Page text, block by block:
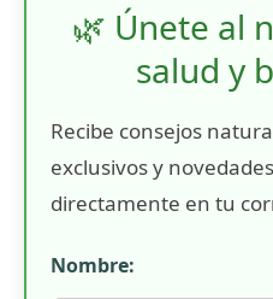
🌿 Únete al
salud y
Recibe consejos
exclusivos y
directamente en tu
Nombre: